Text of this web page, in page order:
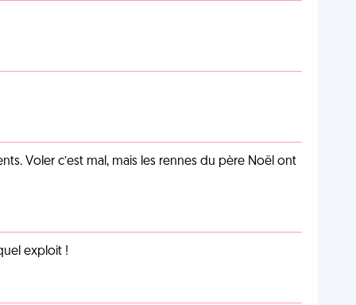
Voler c’est mal, mais les rennes du père Noël ont
exploit !